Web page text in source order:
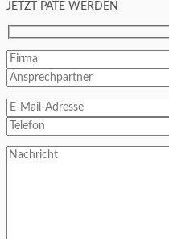
JETZT PATE WERDEN